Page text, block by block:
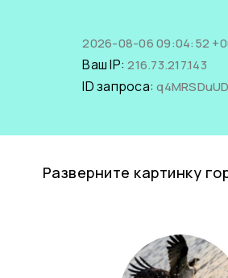
2026-08-06 09:04:52
Ваш IP:216.73.217.143
ID запроса:
Разверните картинку